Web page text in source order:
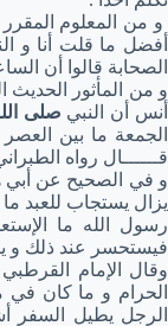
و من المعلوم المقرر
أفضل ما قلت أنا و
الصحابة قالوا أن
و من المأثور الحديث
أنس أن النبي صلى
الجمعة ما بين
قــــــال رواه الطبراني في
و في الصحيح عن أبي
يزال يستجاب للعبد
رسول الله ما
فيستحسر عند ذلك و
وقال الإمام
الحرام و ما كان في
الرجل يطيل السفر